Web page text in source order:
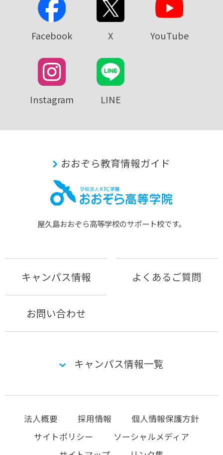
Facebook X YouTube
Instagram LINE
おおぞら教育情報ガイド
屋久島おおぞら⾼等学校のサポート校です。
キャンパス情報 よくあるご質問
お問い合わせ
キャンパス情報一覧
法人概要 採用情報
個人情報保護方針
サイトポリシー
ソーシャルメディア